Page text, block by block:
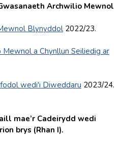
Archwilio Mewnol
Blynyddol 2022/23.
a Chynllun Seiliedig ar
wedi'i Diweddaru 2023/24.
mae’r Cadeirydd wedi
brys (Rhan I).